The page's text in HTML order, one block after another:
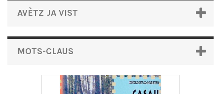
AVÈTZ JA VIST
MOTS-CLAUS